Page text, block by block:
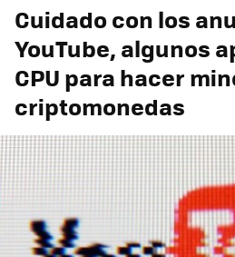
Cuidado con los
YouTube, algunos
CPU para hacer
criptomonedas